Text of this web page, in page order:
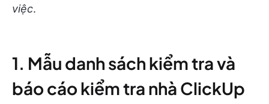
việc.
1. Mẫu danh sách kiểm tra và
báo cáo kiểm tra nhà ClickUp